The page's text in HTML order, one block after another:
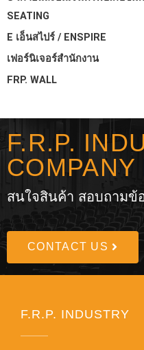
SEATING
E เอ็นสไปร์ / ENSPIRE
เฟอร์นิเจอร์สำนักงาน
FRP. WALL
F.R.P.
สนใจสินค้า สอบถามข้
CONTACT US
F.R.P. INDUSTRY